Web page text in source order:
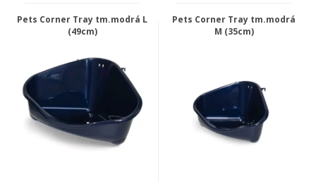
Pets Corner Tray tm.modrá L
(49cm)
Pets Corner Tray tm.modrá
M (35cm)